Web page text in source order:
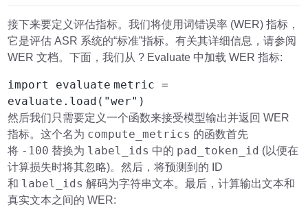
接下来要定义评估指标。我们将使用词错误率 (WER) 指标，
它是评估 ASR 系统的“标准”指标。有关其详细信息，请参阅
WER 文档。下面，我们从 ? Evaluate 中加载 WER 指标:
import evaluate metric =
evaluate.load("wer")
然后我们只需要定义一个函数来接受模型输出并返回 WER
指标。这个名为 compute_metrics 的函数首先
将 -100 替换为 label_ids 中的 pad_token_id (以便在
计算损失时将其忽略)。然后，将预测到的 ID
和 label_ids 解码为字符串文本。最后，计算输出文本和
真实文本之间的 WER: